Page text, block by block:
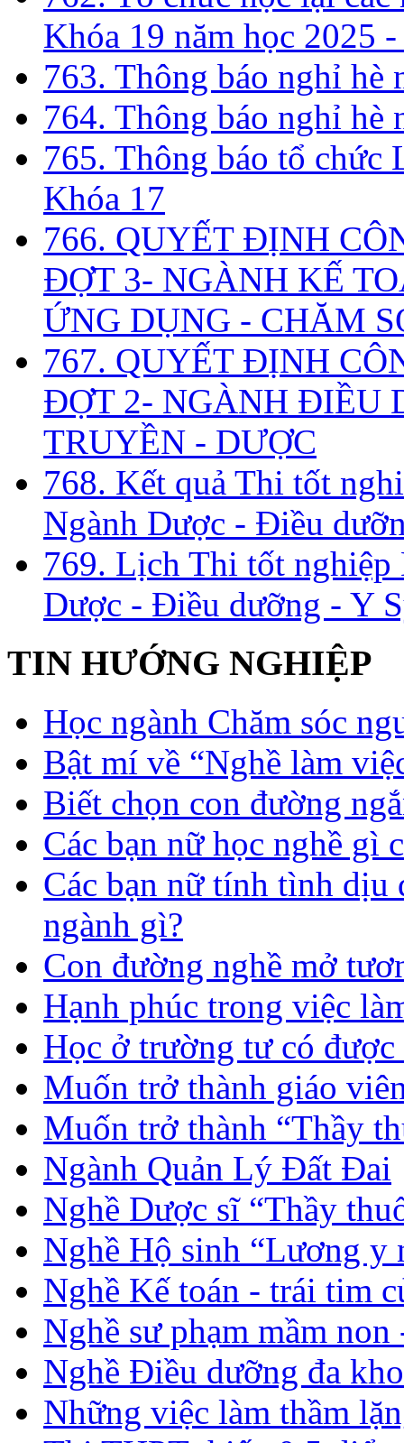
Khóa 19 năm học 2025
763. Thông báo nghỉ hè
764. Thông báo nghỉ hè
765. Thông báo tổ chức
Khóa 17
766. QUYẾT ĐỊNH
ĐỢT 3- NGÀNH KẾ
ỨNG DỤNG - CHĂM
767. QUYẾT ĐỊNH
ĐỢT 2- NGÀNH ĐIỀU
TRUYỀN - DƯỢC
768. Kết quả Thi tốt
Ngành Dược - Điều
769. Lịch Thi tốt
Dược - Điều dưỡng - Y
TIN HƯỚNG NGHIỆP
Học ngành Chăm sóc
Bật mí về “Nghề làm
Biết chọn con đường
Các bạn nữ học nghề gì
Các bạn nữ tính tình dịu
ngành gì?
Con đường nghề mở
Hạnh phúc trong việc
Học ở trường tư có
Muốn trở thành giáo
Muốn trở thành “Thầy
Ngành Quản Lý Đất Đai
Nghề Dược sĩ “Thầy
Nghề Hộ sinh “Lương y
Nghề Kế toán - trái tim
Nghề sư phạm mầm
Nghề Điều dưỡng đa
Những việc làm thầm